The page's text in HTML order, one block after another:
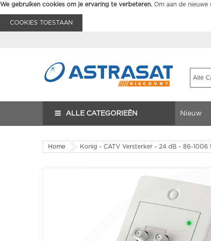
We gebruiken cookies om je ervaring te verbeteren. Om aan de
COOKIES TOESTAAN
ALLE CATEGORIEËN Nieuw
Home Konig - CATV Versterker - 24 dB - 86-